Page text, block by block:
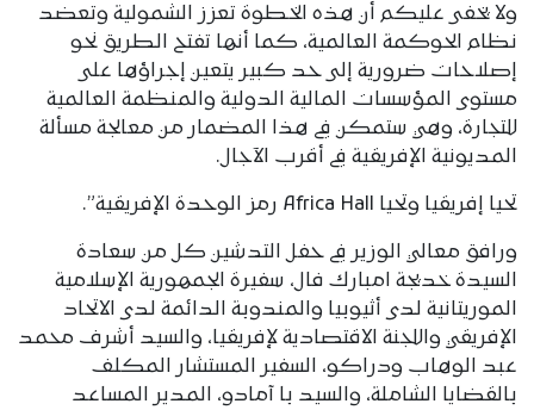
ولا يخفى عليكم أن هذه الخطوة تعزز الشمولية وتعضد
نظام الحوكمة العالمية، كما أنها تفتح الطريق نحو
إصلاحات ضرورية إلى حد كبير يتعين إجراؤها على
مستوى المؤسسات المالية الدولية والمنظمة العالمية
للتجارة، وهي ستمكن في هذا المضمار من معالجة مسألة
المديونية الإفريقية في أقرب الآجال.
تحيا إفريقيا وتحيا Africa Hall رمز الوحدة الإفريقية”.
ورافق معالي الوزير في حفل التدشين كل من سعادة
السيدة خديجة امبارك فال، سفيرة الجمهورية الإسلامية
الموريتانية لدى أثيوبيا والمندوبة الدائمة لدى الاتحاد
الإفريقي واللجنة الاقتصادية لإفريقيا، والسيد أشرف محمد
عبد الوهاب ودراكو، السفير المستشار المكلف
بالقضايا الشاملة، والسيد با آمادو، المدير المساعد